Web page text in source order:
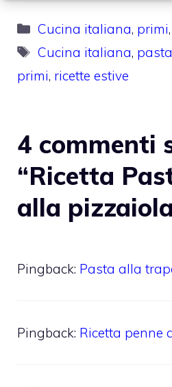
Categorie
Cucina italiana, primi,
Tag
Cucina italiana,
primi, ricette estive
4 commenti
“Ricetta
alla
Pingback: Pasta alla
Pingback: Ricetta penne